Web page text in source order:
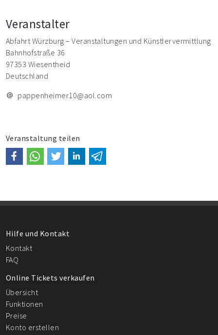
Veranstalter
Abfahrt Würzburg – Veranstaltungen und Künstlervermittlung
Bahnhofstraße 36
97353 Wiesentheid
Deutschland
pappenheimer10@aol.com
Veranstaltung teilen
Hilfe und Kontakt
Kontakt
FAQ
Online Tickets verkaufen
Übersicht
Funktionen
Preise
Konto erstellen